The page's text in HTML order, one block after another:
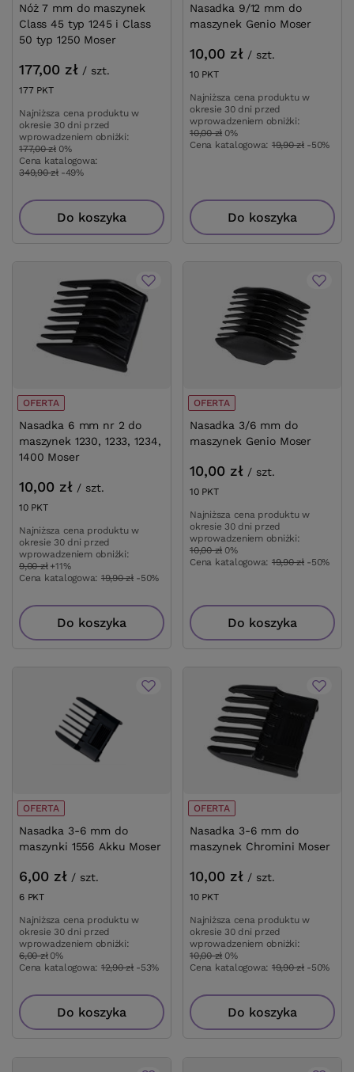
Nóż 7 mm do maszynek
Class 45 typ 1245 i Class
50 typ 1250 Moser
177,00 zł / szt.
177PKTpunktów
Najniższa cena produktu w
okresie 30 dni przed
wprowadzeniem obniżki:
177,00 zł 0%
Cena katalogowa:
349,90 zł -49%
Do koszyka
Nasadka 9/12 mm do
maszynek Genio Moser
10,00 zł / szt.
10PKTpunktów
Najniższa cena produktu w
okresie 30 dni przed
wprowadzeniem obniżki:
10,00 zł 0%
Cena katalogowa: 19,90 zł -50%
Do koszyka
OFERTA
Nasadka 6 mm nr 2 do
maszynek 1230, 1233, 1234,
1400 Moser
10,00 zł / szt.
10PKTpunktów
Najniższa cena produktu w
okresie 30 dni przed
wprowadzeniem obniżki:
9,00 zł +11%
Cena katalogowa: 19,90 zł -50%
Do koszyka
OFERTA
Nasadka 3/6 mm do
maszynek Genio Moser
10,00 zł / szt.
10PKTpunktów
Najniższa cena produktu w
okresie 30 dni przed
wprowadzeniem obniżki:
10,00 zł 0%
Cena katalogowa: 19,90 zł -50%
Do koszyka
OFERTA
Nasadka 3-6 mm do
maszynki 1556 Akku Moser
6,00 zł / szt.
6PKTpunktów
Najniższa cena produktu w
okresie 30 dni przed
wprowadzeniem obniżki:
6,00 zł 0%
Cena katalogowa: 12,90 zł -53%
Do koszyka
OFERTA
Nasadka 3-6 mm do
maszynek Chromini Moser
10,00 zł / szt.
10PKTpunktów
Najniższa cena produktu w
okresie 30 dni przed
wprowadzeniem obniżki:
10,00 zł 0%
Cena katalogowa: 19,90 zł -50%
Do koszyka